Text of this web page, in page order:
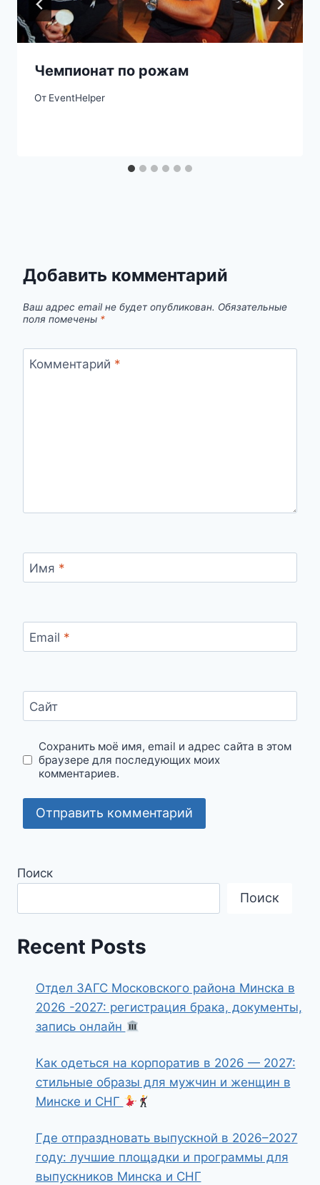
Чемпионат по рожам
От EventHelper
Добавить комментарий
Ваш адрес email не будет опубликован. Обязательные
поля помечены *
Комментарий *
Имя *
Email *
Сайт
Сохранить моё имя, email и адрес сайта в этом
браузере для последующих моих
комментариев.
Поиск
Поиск
Recent Posts
Отдел ЗАГС Московского района Минска в
2026 -2027: регистрация брака, документы,
запись онлайн
Как одеться на корпоратив в 2026 — 2027:
стильные образы для мужчин и женщин в
Минске и СНГ
Где отпраздновать выпускной в 2026–2027
году: лучшие площадки и программы для
выпускников Минска и СНГ